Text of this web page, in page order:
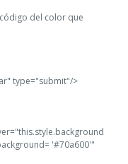
del color que
type="submit"/>
'#70a600'"